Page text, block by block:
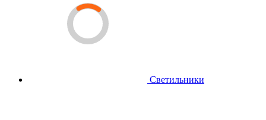
Светильники